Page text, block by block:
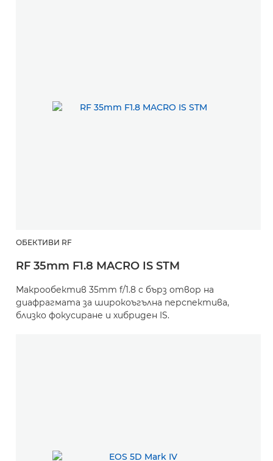
ОБЕКТИВИ RF
RF 35mm F1.8 MACRO IS STM
Макрообектив 35mm f/1.8 с бърз отвор на
диафрагмата за широкоъгълна перспектива,
близко фокусиране и хибриден IS.